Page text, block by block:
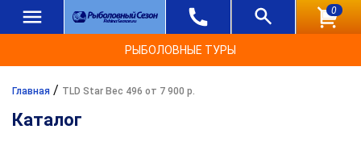
0
РЫБОЛОВНЫЕ ТУРЫ
Главная / TLD Star Вес 496 от 7 900 р.
Каталог